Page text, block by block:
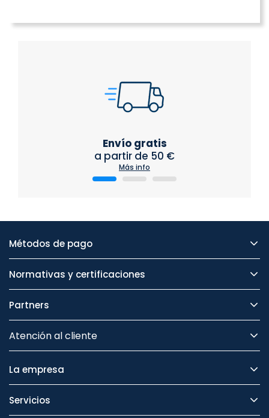
Envío gratis
a partir de 50 €
Más info
Métodos de pago
Normativas y certificaciones
Partners
Atención al cliente
La empresa
Servicios